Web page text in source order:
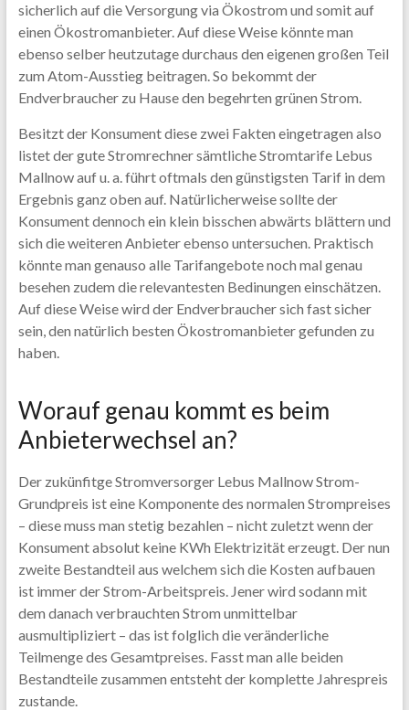
sicherlich auf die Versorgung via Ökostrom und somit auf
einen Ökostromanbieter. Auf diese Weise könnte man
ebenso selber heutzutage durchaus den eigenen großen Teil
zum Atom-Ausstieg beitragen. So bekommt der
Endverbraucher zu Hause den begehrten grünen Strom.
Besitzt der Konsument diese zwei Fakten eingetragen also
listet der gute Stromrechner sämtliche Stromtarife Lebus
Mallnow auf u. a. führt oftmals den günstigsten Tarif in dem
Ergebnis ganz oben auf. Natürlicherweise sollte der
Konsument dennoch ein klein bisschen abwärts blättern und
sich die weiteren Anbieter ebenso untersuchen. Praktisch
könnte man genauso alle Tarifangebote noch mal genau
besehen zudem die relevantesten Bedinungen einschätzen.
Auf diese Weise wird der Endverbraucher sich fast sicher
sein, den natürlich besten Ökostromanbieter gefunden zu
haben.
Worauf genau kommt es beim
Anbieterwechsel an?
Der zukünfitge Stromversorger Lebus Mallnow Strom-
Grundpreis ist eine Komponente des normalen Strompreises
– diese muss man stetig bezahlen – nicht zuletzt wenn der
Konsument absolut keine KWh Elektrizität erzeugt. Der nun
zweite Bestandteil aus welchem sich die Kosten aufbauen
ist immer der Strom-Arbeitspreis. Jener wird sodann mit
dem danach verbrauchten Strom unmittelbar
ausmultipliziert – das ist folglich die veränderliche
Teilmenge des Gesamtpreises. Fasst man alle beiden
Bestandteile zusammen entsteht der komplette Jahrespreis
zustande.